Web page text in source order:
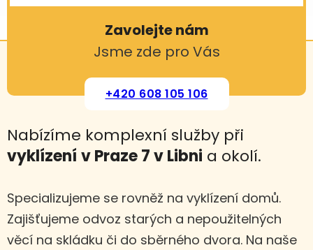
Zavolejte nám
Jsme zde pro Vás
+420 608 105 106
Nabízíme komplexní služby při
vyklízení v Praze 7 v Libni a okolí.
Specializujeme se rovněž na vyklízení domů.
Zajišťujeme odvoz starých a nepoužitelných
věcí na skládku či do sběrného dvora. Na naše